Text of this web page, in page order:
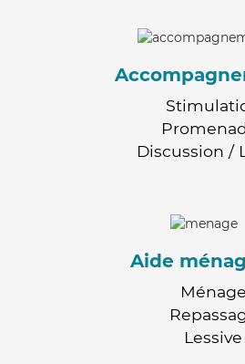
Discussion /
Aide
Ménage
Lessive